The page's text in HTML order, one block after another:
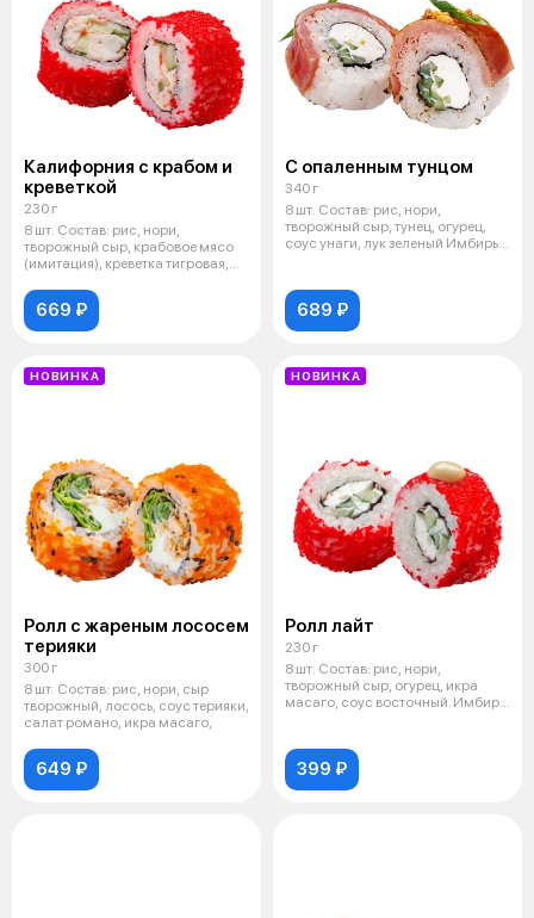
Калифорния с крабом и
креветкой
230 г
8 шт. Состав: рис, нори,
творожный сыр, крабовое мясо
(имитация), креветка тигровая,
669 ₽
С опаленным тунцом
340 г
8 шт. Состав: рис, нори,
творожный сыр, тунец, огурец,
соус унаги, лук зеленый Имбирь,
689 ₽
НОВИНКА
Ролл с жареным лососем
терияки
300 г
8 шт. Состав: рис, нори, сыр
творожный, лосось, соус терияки,
салат романо, икра масаго,
649 ₽
НОВИНКА
Ролл лайт
230 г
8 шт. Состав: рис, нори,
творожный сыр, огурец, икра
масаго, соус восточный. Имбирь,
399 ₽